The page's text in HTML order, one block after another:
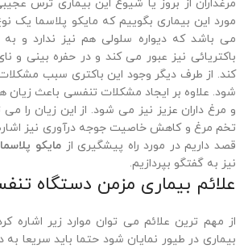
مرغداران از بروز یا شیوع این بیماری ترس
مورد این بیماری بگوییم که مایکو پلاسما یک
می باشد که دیواره سلولی هم نیز ندارد و به
باکتریائی نیز عبور می کند و در حفره بینی و
کند. از طرف دیگر وجود این باکتری سبب
شود. علاوه بر ایجاد مشکلات تنفسی باعث زیان
و مرغ داران عزیز نیز می شود. از این زیان را
تخم مرغ و کاهش خاصیت جوجه درآوری نیز اشاره
قصد داریم در مورد راه پیشگیری ازمایکو
نیز به گفتگو بپردازیم.
علائم بیماری مزمن دستگاه
از مهم ترین علائم می توان موارد زیر اشاره
بیماری در طیور نمایان شود حتما باید سریعا